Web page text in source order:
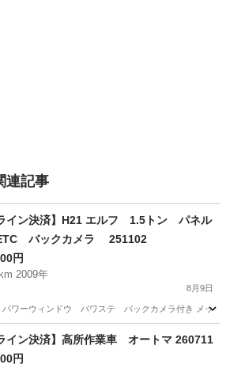
連記事
ライン決済】H21 エルフ 1.5トン パネル
バックカメラ 251102
円
2009年
8月9日
ワーウィンドウ パワステ バックカメラ付き メッキ
イン決済】高所作業車 オートマ 260711
円